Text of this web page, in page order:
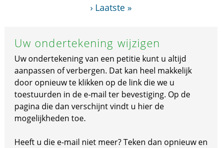
› Laatste »
Uw ondertekening wijzigen
Uw ondertekening van een petitie kunt u altijd
aanpassen of verbergen. Dat kan heel makkelijk
door opnieuw te klikken op de link die we u
toestuurden in de e-mail ter bevestiging. Op de
pagina die dan verschijnt vindt u hier de
mogelijkheden toe.
Heeft u die e-mail niet meer? Teken dan opnieuw en